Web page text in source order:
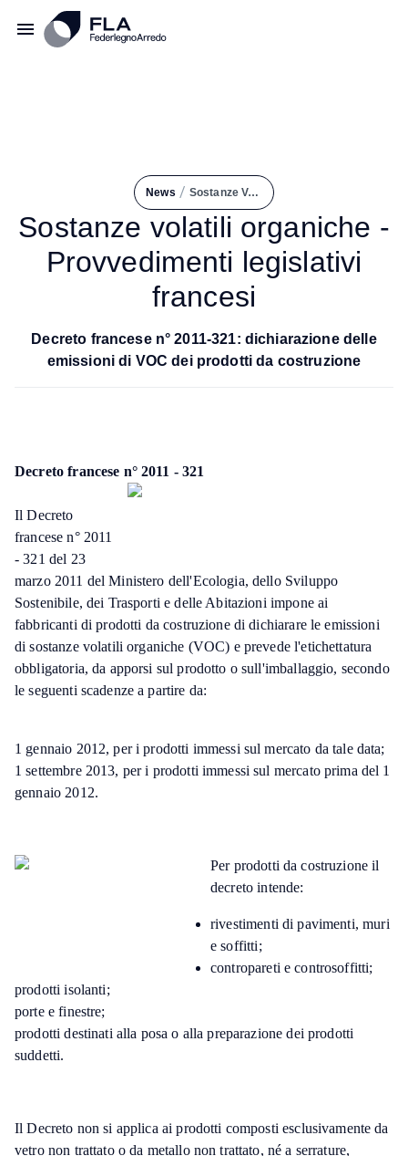
News / Sostanze Volatili Organiche - Provvedimenti Legislativi Francesi
Sostanze volatili organiche -
Provvedimenti legislativi
francesi
Decreto francese n° 2011-321: dichiarazione delle
emissioni di VOC dei prodotti da costruzione
Decreto francese n° 2011 - 321
Il Decreto
francese n° 2011
- 321 del 23
marzo 2011 del Ministero dell'Ecologia, dello Sviluppo
Sostenibile, dei Trasporti e delle Abitazioni impone ai
fabbricanti di prodotti da costruzione di dichiarare le emissioni
di sostanze volatili organiche (VOC) e prevede l'etichettatura
obbligatoria, da apporsi sul prodotto o sull'imballaggio, secondo
le seguenti scadenze a partire da:
1 gennaio 2012, per i prodotti immessi sul mercato da tale data;
1 settembre 2013, per i prodotti immessi sul mercato prima del 1
gennaio 2012.
Per prodotti da costruzione il
decreto intende:
rivestimenti di pavimenti, muri
e soffitti;
contropareti e controsoffitti;
prodotti isolanti;
porte e finestre;
prodotti destinati alla posa o alla preparazione dei prodotti
suddetti.
Il Decreto non si applica ai prodotti composti esclusivamente da
vetro non trattato o da metallo non trattato, né a serrature,